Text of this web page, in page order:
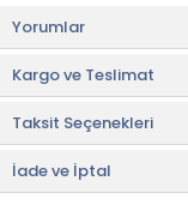
• Bulaşık makinesinde
• Ahşap ya da silikon
• Her zaman orta
• Katmanlı non-stick
Olika Palladium
hazırlamak için
ürünüdür.
Yorumlar
Kargo ve Teslimat
Taksit Seçenekleri
İade ve İptal